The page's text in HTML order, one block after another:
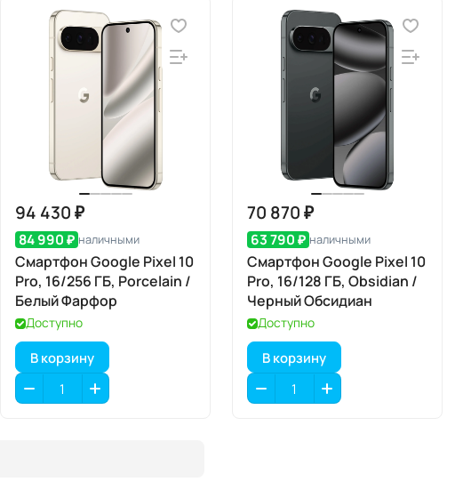
94 430 ₽
84 990 ₽ наличными
Смартфон Google Pixel 10
Pro, 16/256 ГБ, Porcelain /
Белый Фарфор
Доступно
В корзину
70 870 ₽
63 790 ₽ наличными
Смартфон Google Pixel 10
Pro, 16/128 ГБ, Obsidian /
Черный Обсидиан
Доступно
В корзину